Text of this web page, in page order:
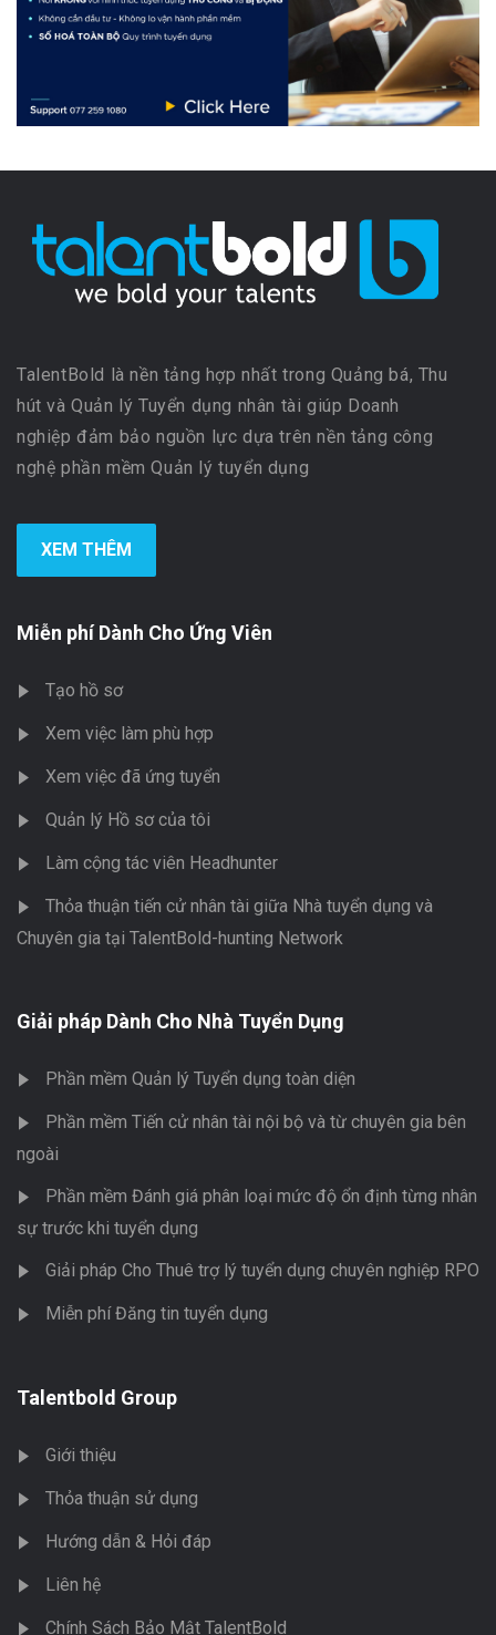
TalentBold là nền tảng hợp nhất trong Quảng bá, Thu
hút và Quản lý Tuyển dụng nhân tài giúp Doanh
nghiệp đảm bảo nguồn lực dựa trên nền tảng công
nghệ phần mềm Quản lý tuyển dụng
XEM THÊM
Miễn phí Dành Cho Ứng Viên
Tạo hồ sơ
Xem việc làm phù hợp
Xem việc đã ứng tuyển
Quản lý Hồ sơ của tôi
Làm cộng tác viên Headhunter
Thỏa thuận tiến cử nhân tài giữa Nhà tuyển dụng và
Chuyên gia tại TalentBold-hunting Network
Giải pháp Dành Cho Nhà Tuyển Dụng
Phần mềm Quản lý Tuyển dụng toàn diện
Phần mềm Tiến cử nhân tài nội bộ và từ chuyên gia bên
ngoài
Phần mềm Đánh giá phân loại mức độ ổn định từng nhân
sự trước khi tuyển dụng
Giải pháp Cho Thuê trợ lý tuyển dụng chuyên nghiệp RPO
Miễn phí Đăng tin tuyển dụng
Talentbold Group
Giới thiệu
Thỏa thuận sử dụng
Hướng dẫn & Hỏi đáp
Liên hệ
Chính Sách Bảo Mật TalentBold